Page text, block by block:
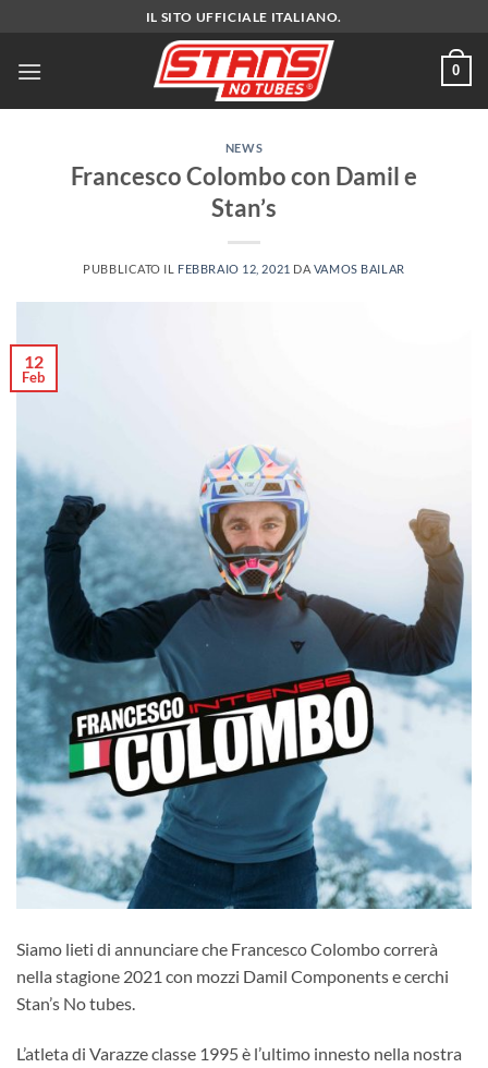
contenuti
IL SITO UFFICIALE ITALIANO.
0
NEWS
Francesco Colombo con Damil e
Stan’s
PUBBLICATO IL FEBBRAIO 12, 2021 DA VAMOS BAILAR
12
Feb
Siamo lieti di annunciare che Francesco Colombo correrà
nella stagione 2021 con mozzi Damil Components e cerchi
Stan’s No tubes.
L’atleta di Varazze classe 1995 è l’ultimo innesto nella nostra